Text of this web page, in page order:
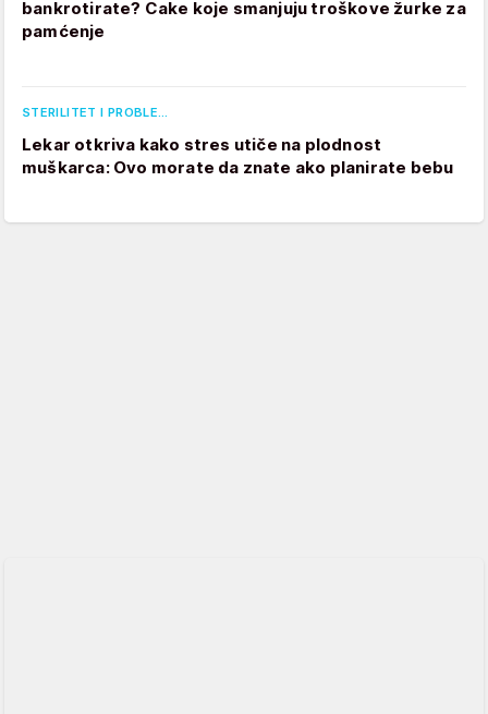
bankrotirate? Cake koje smanjuju troškove žurke za
pamćenje
STERILITET I PROBLE…
Lekar otkriva kako stres utiče na plodnost
muškarca: Ovo morate da znate ako planirate bebu